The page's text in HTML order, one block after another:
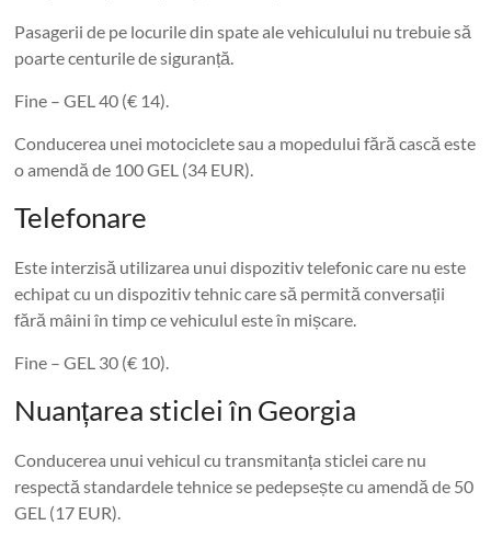
Pasagerii de pe locurile din spate ale vehiculului nu trebuie să
poarte centurile de siguranță.
Fine – GEL 40 (€ 14).
Conducerea unei motociclete sau a mopedului fără cască este
o amendă de 100 GEL (34 EUR).
Telefonare
Este interzisă utilizarea unui dispozitiv telefonic care nu este
echipat cu un dispozitiv tehnic care să permită conversații
fără mâini în timp ce vehiculul este în mișcare.
Fine – GEL 30 (€ 10).
Nuanțarea sticlei în Georgia
Conducerea unui vehicul cu transmitanța sticlei care nu
respectă standardele tehnice se pedepsește cu amendă de 50
GEL (17 EUR).